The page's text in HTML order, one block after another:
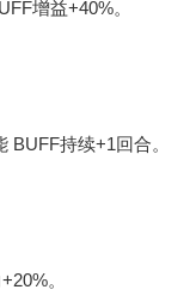
增益+40%。
持续+1回合。
。